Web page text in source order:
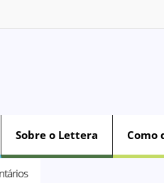
Sobre o Lettera Como